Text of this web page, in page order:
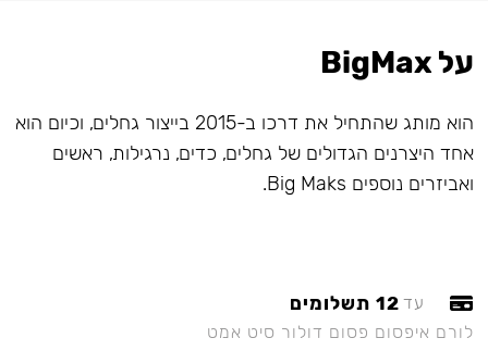
על BigMax
הוא מותג שהתחיל את דרכו ב-2015 בייצור גחלים, וכיום הוא
אחד היצרנים הגדולים של גחלים, כדים, נרגילות, ראשים
ואביזרים נוספים Big Maks.
עד 12 תשלומים
לורם איפסום פסום דולור סיט אמט